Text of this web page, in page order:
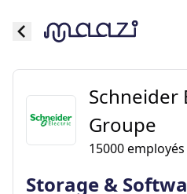
Schneider
Groupe
15000employés
Storage &